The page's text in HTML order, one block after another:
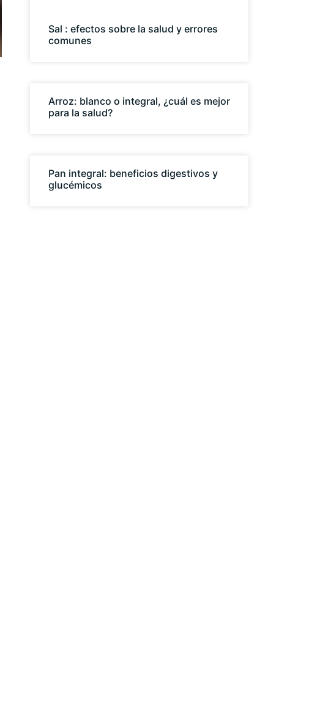
Sal : efectos sobre la salud y errores
comunes
Arroz: blanco o integral, ¿cuál es mejor
para la salud?
Pan integral: beneficios digestivos y
glucémicos